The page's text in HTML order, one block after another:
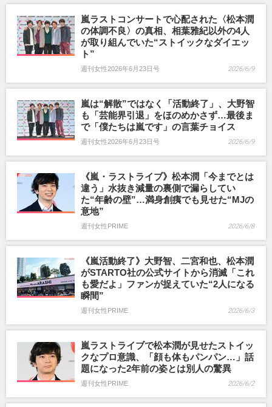
嵐ラストコンサートで心配された〈松本潤
の体調不良〉の真相、相葉雅紀以外の4人
が取り組んでいた“ストイックなダイエッ
ト”
週刊女性2026年6月23日号 2026/6/9
嵐は“解散”ではなく「活動終了」、大野智
も「芸能界引退」をほのめかさず…最後ま
で「僕たちは嵐です」の言葉チョイス
週刊女性2026年6月23日号 2026/6/9
《嵐・ラストライブ》松本潤「今までとは
違う」水抜き減量の裏側で漏らしてい
た“年齢の壁”…満身創痍でも見せた“MJの
意地”
週刊女性PRIME 2026/6/8
《嵐活動終了》大野智、二宮和也、松本潤
がSTARTO社の公式サイトから消滅「これ
も愛だよ」ファンが捉えていた“2人になる
瞬間”
週刊女性PRIME 2026/6/3
嵐ラストライブで松本潤が見せたストイッ
クなプロ意識、「顔も体もパンパン…」話
題になった2年前の姿とは別人の驚異
週刊女性PRIME 2026/6/2